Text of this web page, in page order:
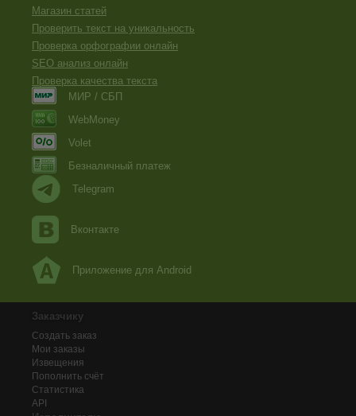
Магазин статей
Проверить текст на уникальность
Проверка орфографии онлайн
SEO анализ онлайн
Проверка качества текста
МИР / СБП
WebMoney
Volet
Безналичный платеж
Telegram
Вконтакте
Приложение для Android
Заказчику
Создать заказ
Мои заказы
Извещения
Пополнить счёт
Статистика
API